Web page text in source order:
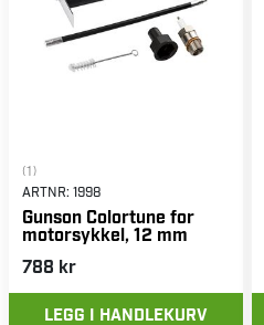
(1)
ARTNR: 1998
Gunson Colortune for
motorsykkel, 12 mm
788 kr
LEGG I HANDLEKURV